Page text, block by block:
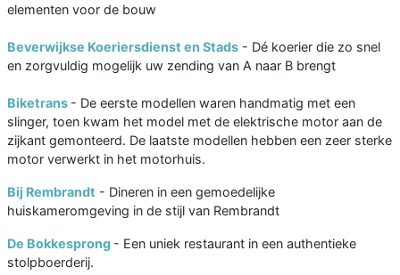
elementen voor de bouw
Beverwijkse Koeriersdienst en Stads - Dé koerier die zo snel
en zorgvuldig mogelijk uw zending van A naar B brengt
Biketrans - De eerste modellen waren handmatig met een
slinger, toen kwam het model met de elektrische motor aan de
zijkant gemonteerd. De laatste modellen hebben een zeer sterke
motor verwerkt in het motorhuis.
Bij Rembrandt - Dineren in een gemoedelijke
huiskameromgeving in de stijl van Rembrandt
De Bokkesprong - Een uniek restaurant in een authentieke
stolpboerderij.